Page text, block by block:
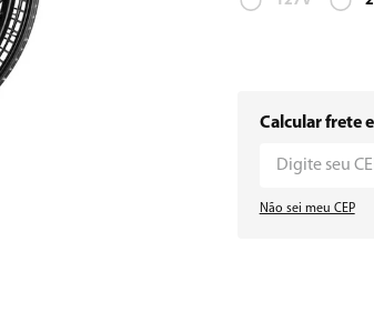
Calcular frete
Não sei meu CEP